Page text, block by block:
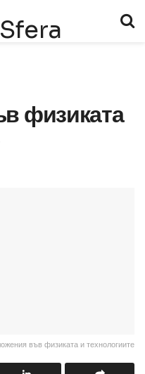
физиката
във физиката и технологиите